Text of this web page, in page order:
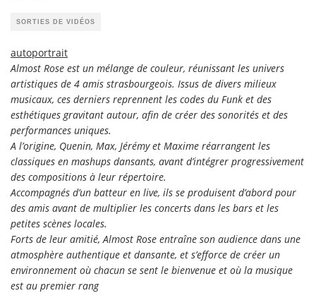
SORTIES DE VIDÉOS
autoportrait
Almost Rose est un mélange de couleur, réunissant les univers
artistiques de 4 amis strasbourgeois. Issus de divers milieux
musicaux, ces derniers reprennent les codes du Funk et des
esthétiques gravitant autour, afin de créer des sonorités et des
performances uniques.
A l’origine, Quenin, Max, Jérémy et Maxime réarrangent les
classiques en mashups dansants, avant d’intégrer progressivement
des compositions à leur répertoire.
Accompagnés d’un batteur en live, ils se produisent d’abord pour
des amis avant de multiplier les concerts dans les bars et les
petites scènes locales.
Forts de leur amitié, Almost Rose entraîne son audience dans une
atmosphère authentique et dansante, et s’efforce de créer un
environnement où chacun se sent le bienvenue et où la musique
est au premier rang